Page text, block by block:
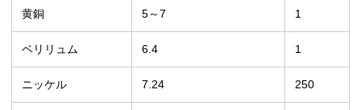
黄銅 5～7 1
ベリリュム 6.4 1
ニッケル 7.24 250